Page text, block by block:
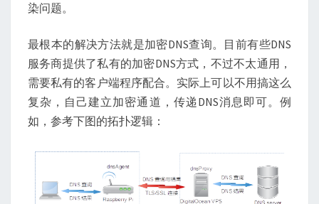
染问题。
最根本的解决方法就是加密DNS查询。目前有些DNS
服务商提供了私有的加密DNS方式，不过不太通用，
需要私有的客户端程序配合。实际上可以不用搞这么
复杂，自己建立加密通道，传递DNS消息即可。例
如，参考下图的拓扑逻辑：